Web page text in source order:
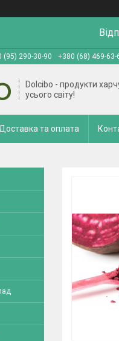
(95) 290-30-90 +380 (68) 469-63-
Dolcibo - продукти
усього світу!
Доставка та оплата